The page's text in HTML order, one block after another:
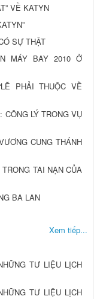
VỀ KATYN
SỰ THẬT
MÁY BAY 2010 Ở
PHẢI THUỘC VỀ
CÔNG LÝ TRONG VỤ
CUNG THÁNH
TAI NẠN CỦA
BA LAN
Xem tiếp...
TƯ LIỆU LỊCH
TƯ LIỆU LỊCH